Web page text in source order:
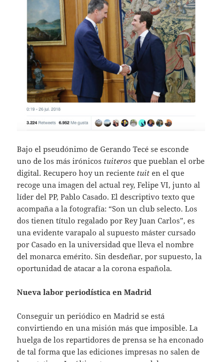
Bajo el pseudónimo de Gerando Tecé se esconde
uno de los más irónicos tuiteros que pueblan el orbe
digital. Recupero hoy un reciente tuiten el que
recoge una imagen del actual rey, Felipe VI, junto al
líder del PP, Pablo Casado. El descriptivo texto que
acompaña a la fotografía: “Son un club selecto. Los
dos tienen título regalado por Rey Juan Carlos”, es
una evidente varapalo al supuesto máster cursado
por Casado en la universidad que lleva el nombre
del monarca emérito. Sin desdeñar, por supuesto, la
oportunidad de atacar a la corona española.
Nueva labor periodística en Madrid
Conseguir un periódico en Madrid se está
convirtiendo en una misión más que imposible. La
huelga de los repartidores de prensa se ha enconado
de tal forma que las ediciones impresas no salen de